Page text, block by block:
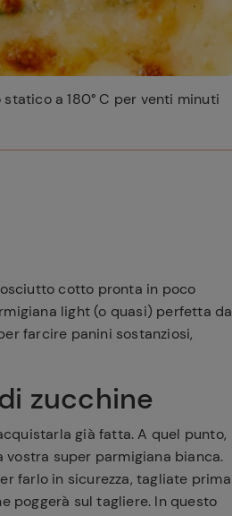
a 180° C per venti minuti
cotto pronta in poco
light (o quasi) perfetta da
farcire panini sostanziosi,
zucchine
già fatta. A quel punto,
super parmigiana bianca.
farlo in sicurezza, tagliate prima
poggerà sul tagliere. In questo